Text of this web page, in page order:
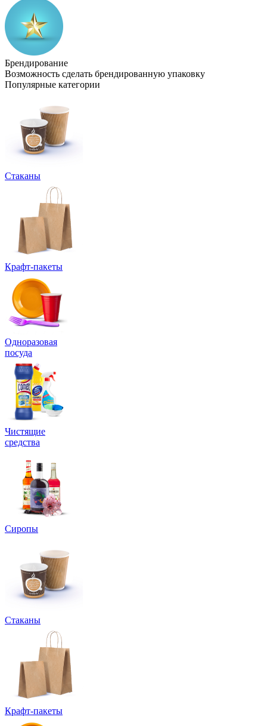
Брендирование
Возможность сделать брендированную упаковку
Популярные категории
Стаканы
Крафт-пакеты
Одноразовая
посуда
Чистящие
средства
Сиропы
Стаканы
Крафт-пакеты